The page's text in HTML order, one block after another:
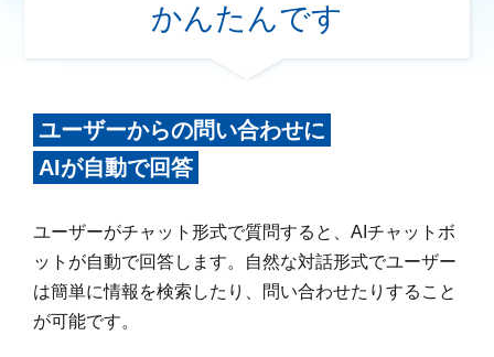
かんたんです
ユーザーからの問い合わせに
AIが自動で回答
ユーザーがチャット形式で質問すると、AIチャットボ
ットが自動で回答します。自然な対話形式でユーザー
は簡単に情報を検索したり、問い合わせたりすること
が可能です。